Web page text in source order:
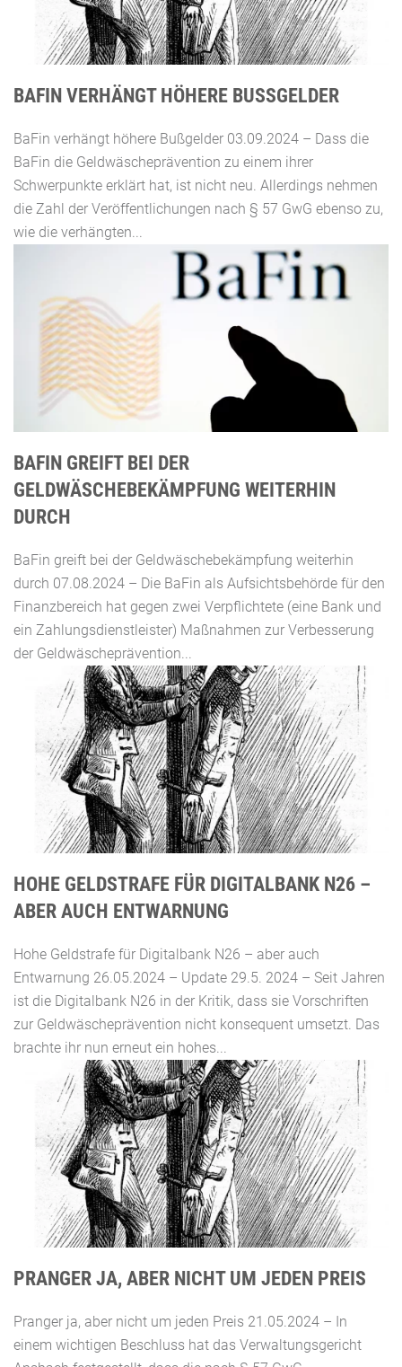
BAFIN VERHÄNGT HÖHERE BUSSGELDER
BaFin verhängt höhere Bußgelder 03.09.2024 – Dass die
BaFin die Geldwäscheprävention zu einem ihrer
Schwerpunkte erklärt hat, ist nicht neu. Allerdings nehmen
die Zahl der Veröffentlichungen nach § 57 GwG ebenso zu,
wie die verhängten...
BAFIN GREIFT BEI DER
GELDWÄSCHEBEKÄMPFUNG WEITERHIN
DURCH
BaFin greift bei der Geldwäschebekämpfung weiterhin
durch 07.08.2024 – Die BaFin als Aufsichtsbehörde für den
Finanzbereich hat gegen zwei Verpflichtete (eine Bank und
ein Zahlungsdienstleister) Maßnahmen zur Verbesserung
der Geldwäscheprävention...
HOHE GELDSTRAFE FÜR DIGITALBANK N26 –
ABER AUCH ENTWARNUNG
Hohe Geldstrafe für Digitalbank N26 – aber auch
Entwarnung 26.05.2024 – Update 29.5. 2024 – Seit Jahren
ist die Digitalbank N26 in der Kritik, dass sie Vorschriften
zur Geldwäscheprävention nicht konsequent umsetzt. Das
brachte ihr nun erneut ein hohes...
PRANGER JA, ABER NICHT UM JEDEN PREIS
Pranger ja, aber nicht um jeden Preis 21.05.2024 – In
einem wichtigen Beschluss hat das Verwaltungsgericht